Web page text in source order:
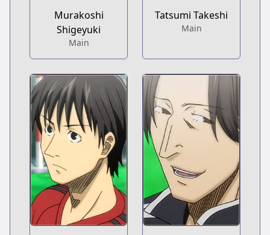
Murakoshi
Shigeyuki
Main
Tatsumi Takeshi
Main